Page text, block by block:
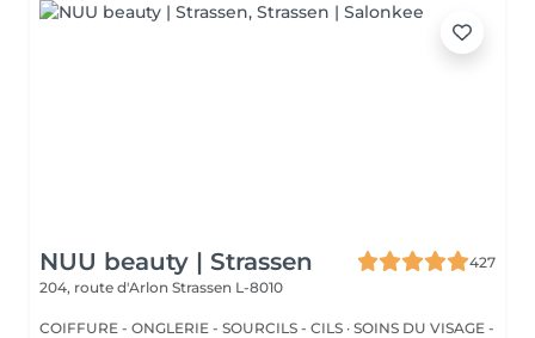
NUU beauty | Strassen
427
204, route d'Arlon Strassen L-8010
COIFFURE - ONGLERIE - SOURCILS - CILS · SOINS DU VISAGE -